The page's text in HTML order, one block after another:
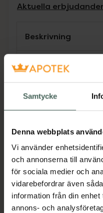
Samtycke
Denna webbplats
Vi använder
och annonserna till
för sociala medier och
vidarebefordrar även
information från din
annons- och
Aktuella
Beskrivning
Med vår Brow
och fyller du snabbt
partier. Den rikt
ögonbryn håller sig i
Borsten i
sudda ut kanter
dina ögonbryn får
finish.
Jämförpris